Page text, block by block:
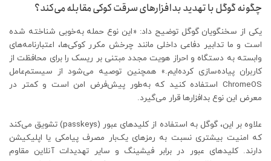
چگونه گوگل با تهدید بدافزارهای سرقت کوکی مقابله می‌کند؟
یکی از سخنگویان گوگل توضیح داد: «این نوع حمله به‌خوبی شناخته شده
است و ما تدابیر دفاعی داخلی مانند چرخش مکرر کوکی‌ها، اعتبارنامه‌های
وابسته به دستگاه و احراز هویت مجدد مبتنی بر ریسک را برای محافظت از
کاربران پیاده‌سازی کرده‌ایم.» همچنین توصیه می‌شود از سیستم‌عامل
ChromeOS استفاده کنید که به‌طور پیش‌فرض امن است و کمتر در
معرض این نوع بدافزارها قرار می‌گیرد.
علاوه بر این، گوگل به استفاده از کلیدهای عبور (passkeys) تشویق می‌کند
که امنیت بیشتری نسبت به رمزهای یک‌بار مصرف پیامکی یا اپلیکیشن
دارند. کلیدهای عبور در برابر فیشینگ و سایر تهدیدات آنلاین مقاوم